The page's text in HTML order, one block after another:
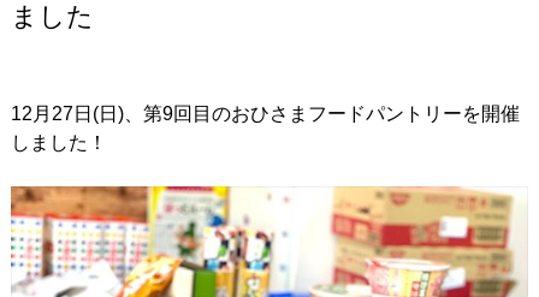
ました
12月27日(日)、第9回目のおひさまフードパントリーを開催
しました！